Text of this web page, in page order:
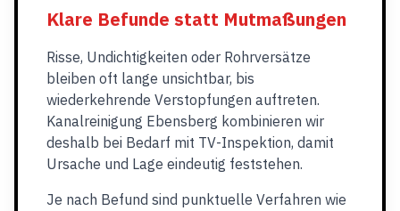
Klare Befunde statt Mutmaßungen
Risse, Undichtigkeiten oder Rohrversätze
bleiben oft lange unsichtbar, bis
wiederkehrende Verstopfungen auftreten.
Kanalreinigung Ebensberg kombinieren wir
deshalb bei Bedarf mit TV-Inspektion, damit
Ursache und Lage eindeutig feststehen.
Je nach Befund sind punktuelle Verfahren wie